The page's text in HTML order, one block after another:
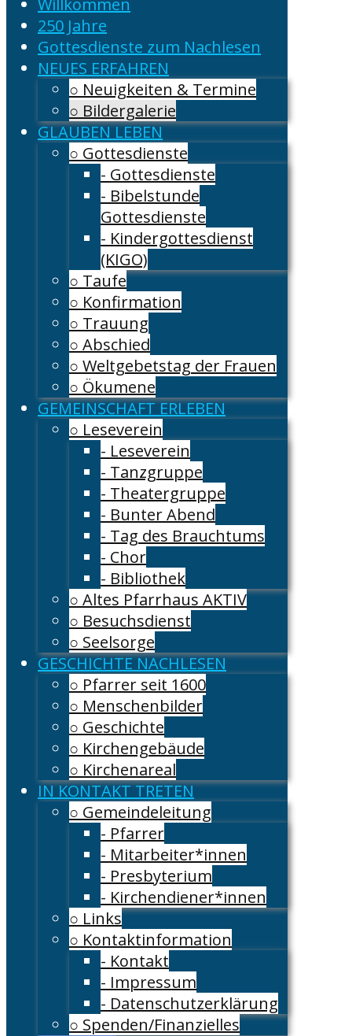
Willkommen
250 Jahre
Gottesdienste zum Nachlesen
NEUES ERFAHREN
○ Neuigkeiten & Termine
○ Bildergalerie
GLAUBEN LEBEN
○ Gottesdienste
- Gottesdienste
- Bibelstunde
Gottesdienste
- Kindergottesdienst
(KIGO)
○ Taufe
○ Konfirmation
○ Trauung
○ Abschied
○ Weltgebetstag der Frauen
○ Ökumene
GEMEINSCHAFT ERLEBEN
○ Leseverein
- Leseverein
- Tanzgruppe
- Theatergruppe
- Bunter Abend
- Tag des Brauchtums
- Chor
- Bibliothek
○ Altes Pfarrhaus AKTIV
○ Besuchsdienst
○ Seelsorge
GESCHICHTE NACHLESEN
○ Pfarrer seit 1600
○ Menschenbilder
○ Geschichte
○ Kirchengebäude
○ Kirchenareal
IN KONTAKT TRETEN
○ Gemeindeleitung
- Pfarrer
- Mitarbeiter*innen
- Presbyterium
- Kirchendiener*innen
○ Links
○ Kontaktinformation
- Kontakt
- Impressum
- Datenschutzerklärung
○ Spenden/Finanzielles